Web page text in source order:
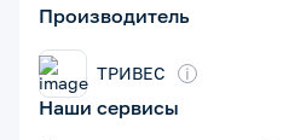
Производитель
ТРИВЕС i
Наши сервисы